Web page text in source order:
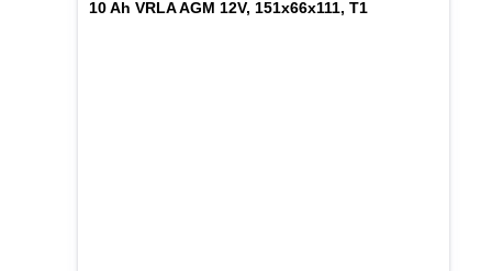
10 Ah VRLA AGM 12V, 151x66x111, T1